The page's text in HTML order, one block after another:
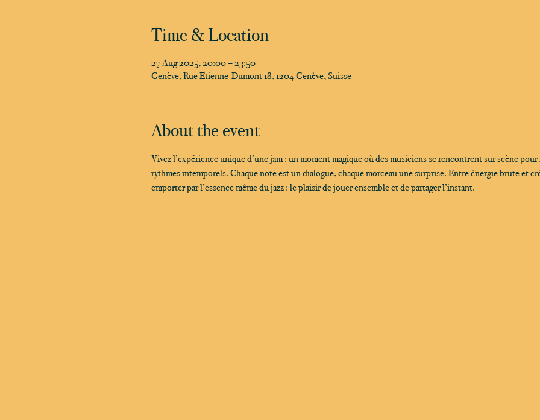
Time & Location
27 Aug 2025, 20:00 – 23:50
Genève, Rue Etienne-Dumont 18, 1204 Genève, Suisse
About the event
Vivez l’expérience unique d’une jam : un moment magique où des musiciens se rencontrent sur scène
rythmes intemporels. Chaque note est un dialogue, chaque morceau une surprise. Entre énergie brute et
emporter par l’essence même du jazz : le plaisir de jouer ensemble et de partager l’instant.